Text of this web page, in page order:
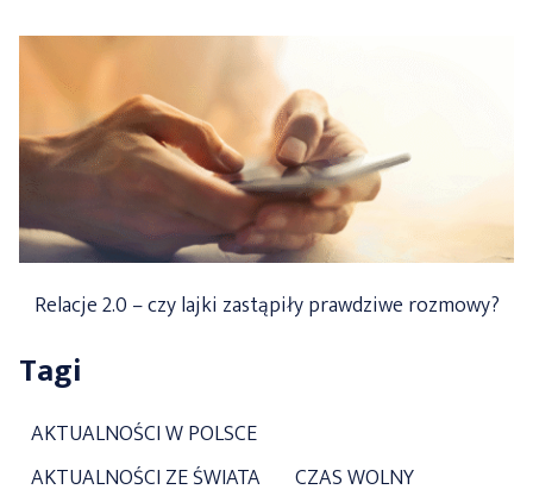
Relacje 2.0 – czy lajki zastąpiły prawdziwe rozmowy?
Tagi
AKTUALNOŚCI W POLSCE
AKTUALNOŚCI ZE ŚWIATA
CZAS WOLNY